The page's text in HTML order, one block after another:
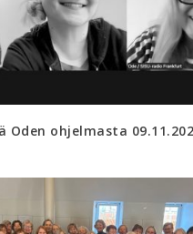
Oden ohjelmasta